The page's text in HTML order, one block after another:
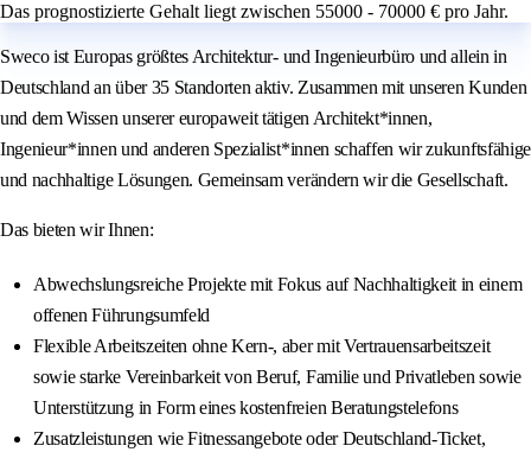
Das prognostizierte Gehalt liegt zwischen 55000 - 70000 € pro Jahr.
Sweco ist Europas größtes Architektur- und Ingenieurbüro und allein in
Deutschland an über 35 Standorten aktiv. Zusammen mit unseren Kunden
und dem Wissen unserer europaweit tätigen Architekt*innen,
Ingenieur*innen und anderen Spezialist*innen schaffen wir zukunftsfähige
und nachhaltige Lösungen. Gemeinsam verändern wir die Gesellschaft.
Das bieten wir Ihnen:
Abwechslungsreiche Projekte mit Fokus auf Nachhaltigkeit in einem
offenen Führungsumfeld
Flexible Arbeitszeiten ohne Kern-, aber mit Vertrauensarbeitszeit
sowie starke Vereinbarkeit von Beruf, Familie und Privatleben sowie
Unterstützung in Form eines kostenfreien Beratungstelefons
Zusatzleistungen wie Fitnessangebote oder Deutschland-Ticket,